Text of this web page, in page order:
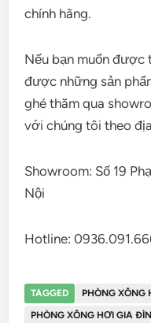
chính hãng.
Nếu bạn muốn được
được những sản
ghé thăm qua
với chúng tôi theo
Showroom: Số 19
Nội
Hotline:
TAGGED
PHÒNG
PHÒNG XÔNG HƠI GIA